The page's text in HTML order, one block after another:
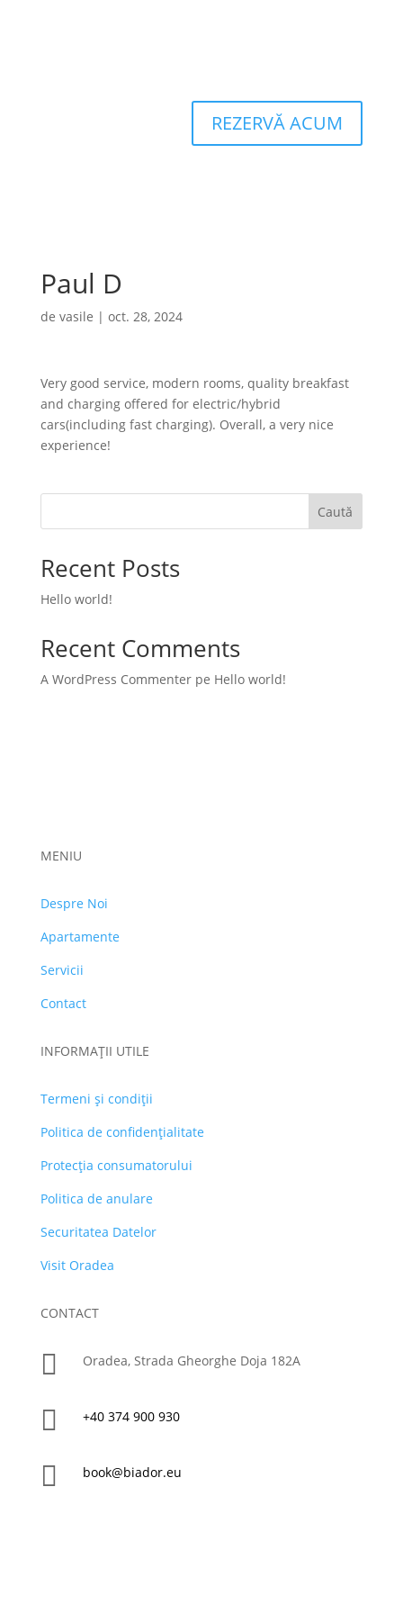
REZERVĂ ACUM
Paul D
de vasile | oct. 28, 2024
Very good service, modern rooms, quality breakfast
and charging offered for electric/hybrid
cars(including fast charging). Overall, a very nice
experience!
Caută
Recent Posts
Hello world!
Recent Comments
A WordPress Commenterpe Hello world!
MENIU
Despre Noi
Apartamente
Servicii
Contact
INFORMAȚII UTILE
Termeni și condiții
Politica de confidențialitate
Protecția consumatorului
Politica de anulare
Securitatea Datelor
Visit Oradea
CONTACT
 Oradea, Strada Gheorghe Doja 182A
 +40 374 900 930
 book@biador.eu